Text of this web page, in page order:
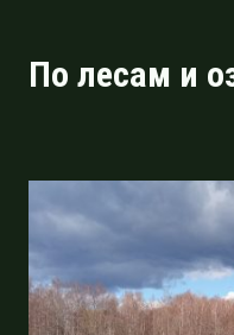
содержимому
По лесам и